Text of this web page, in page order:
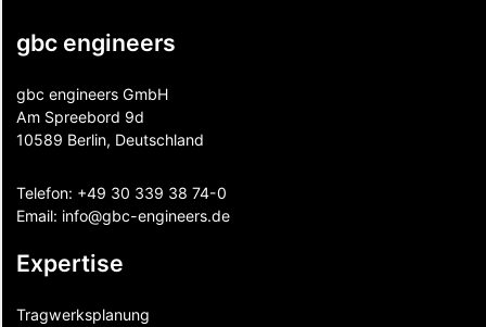
gbc engineers
gbc engineers GmbH
Am Spreebord 9d
10589 Berlin, Deutschland
Telefon: +49 30 339 38 74-0
Email: info@gbc-engineers.de
Expertise
Tragwerksplanung